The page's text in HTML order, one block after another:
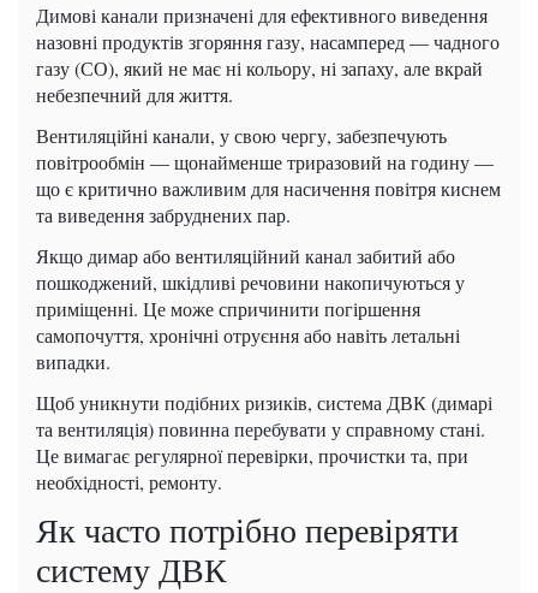
Димові канали призначені для ефективного виведення
назовні продуктів згоряння газу, насамперед — чадного
газу (СО), який не має ні кольору, ні запаху, але вкрай
небезпечний для життя.
Вентиляційні канали, у свою чергу, забезпечують
повітрообмін — щонайменше триразовий на годину —
що є критично важливим для насичення повітря киснем
та виведення забруднених пар.
Якщо димар або вентиляційний канал забитий або
пошкоджений, шкідливі речовини накопичуються у
приміщенні. Це може спричинити погіршення
самопочуття, хронічні отруєння або навіть летальні
випадки.
Щоб уникнути подібних ризиків, система ДВК (димарі
та вентиляція) повинна перебувати у справному стані.
Це вимагає регулярної перевірки, прочистки та, при
необхідності, ремонту.
Як часто потрібно перевіряти
систему ДВК